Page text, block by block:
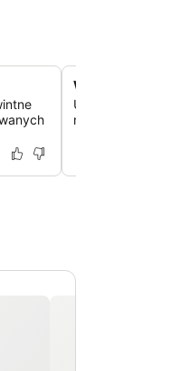
Wewnętrzne
Utrzymaj swoją
nowoczesnego